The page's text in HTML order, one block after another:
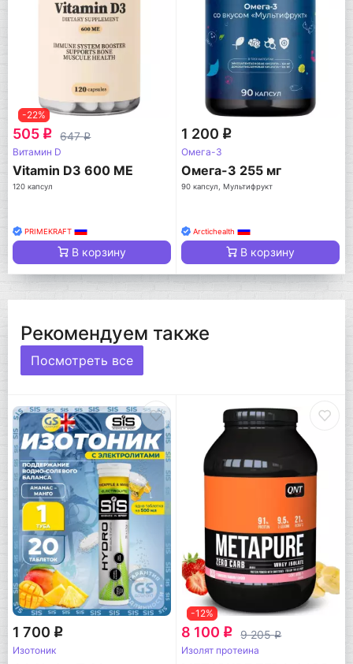
-22%
505 q 647q
Витамин D
Vitamin D3 600 МЕ
120 капсул
PRIMEKRAFT
В корзину
1 200 q
Омега-3
Омега-3 255 мг
90 капсул, Мультифрукт
Arctichealth
В корзину
Рекомендуем также
Посмотреть все
1 700 q
Изотоник
-12%
8 100 q 9 205q
Изолят протеина